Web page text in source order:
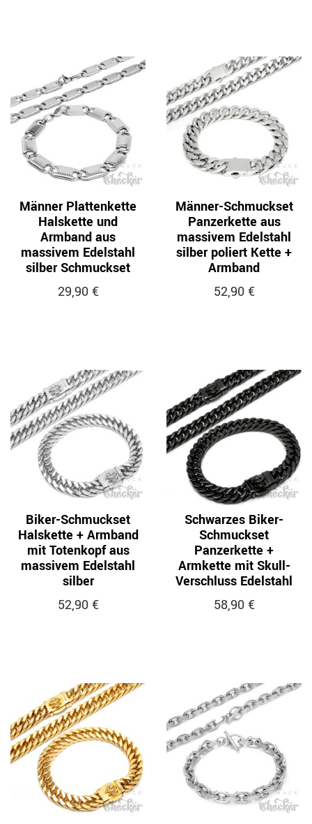
Männer Plattenkette
Halskette und
Armband aus
massivem Edelstahl
silber Schmuckset
29,90 €
Männer-Schmuckset
Panzerkette aus
massivem Edelstahl
silber poliert Kette +
Armband
52,90 €
Biker-Schmuckset
Halskette + Armband
mit Totenkopf aus
massivem Edelstahl
silber
52,90 €
Schwarzes Biker-
Schmuckset
Panzerkette +
Armkette mit Skull-
Verschluss Edelstahl
58,90 €